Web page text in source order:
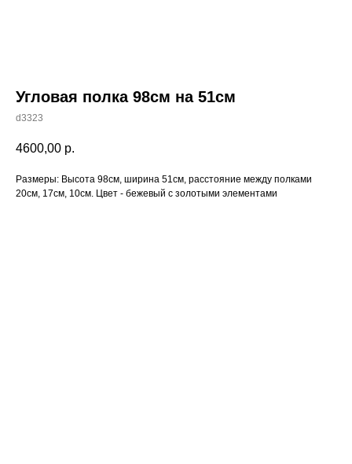
Угловая полка 98см на 51см
d3323
4600,00 р.
Размеры: Высота 98см, ширина 51см, расстояние между полками
20см, 17см, 10см. Цвет - бежевый с золотыми элементами